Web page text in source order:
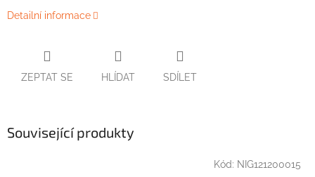
Detailní informace
ZEPTAT SE HLÍDAT SDÍLET
Související produkty
Kód: NIG121200015